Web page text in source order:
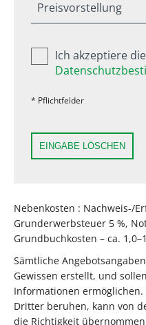
Preisvorstellung
Ich akzeptiere die
* Pflichtfelder
EINGABE LÖSCHEN
Nebenkosten : Nachweis-/
Grunderwerbsteuer 5 %,
Grundbuchkosten – ca.
Sämtliche
Gewissen erstellt, und
Informationen
Dritter beruhen, kann von
die Richtigkeit